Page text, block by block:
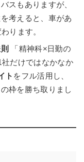
スもありますが、
考えると、車があ
ります。
「精神科×日勤の
だけではなかなか
ト をフル活用し、
枠を勝ち取りまし